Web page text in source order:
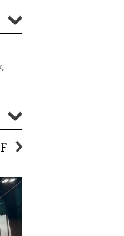
,
F G